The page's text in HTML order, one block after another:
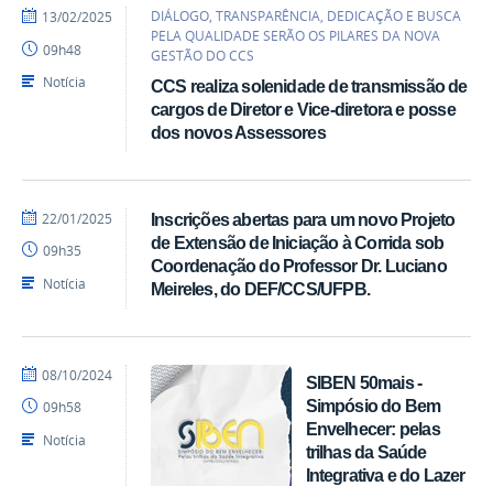
DIÁLOGO, TRANSPARÊNCIA, DEDICAÇÃO E BUSCA
PELA QUALIDADE SERÃO OS PILARES DA NOVA
GESTÃO DO CCS
CCS realiza solenidade de transmissão de
cargos de Diretor e Vice-diretora e posse
dos novos Assessores
por
-
CCS
publicado
13/02/2025
09h48
Notícia
Inscrições abertas para um novo Projeto
de Extensão de Iniciação à Corrida sob
Coordenação do Professor Dr. Luciano
Meireles, do DEF/CCS/UFPB.
por
CCS
publicado
22/01/2025
09h35
Notícia
SIBEN 50mais -
Simpósio do Bem
Envelhecer: pelas
trilhas da Saúde
Integrativa e do Lazer
por
-
CCS
publicado
08/10/2024
09h58
Notícia